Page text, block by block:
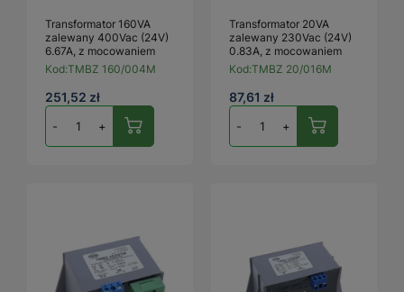
Transformator 160VA
zalewany 400Vac (24V)
6.67A, z mocowaniem
Kod:TMBZ 160/004M
251,52 zł
- +
Transformator 20VA
zalewany 230Vac (24V)
0.83A, z mocowaniem
Kod:TMBZ 20/016M
87,61 zł
- +